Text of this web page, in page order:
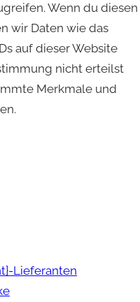
Wenn du diesen
wir Daten wie das
auf dieser Website
nicht erteilst
Merkmale und
Lieferanten